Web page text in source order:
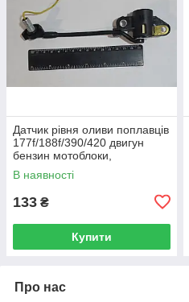
Датчик рівня оливи поплавців
177f/188f/390/420 двигун
бензин мотоблоки,
генератори, мотопомпа,
віброплита
В наявності
133 ₴
Купити
Про нас